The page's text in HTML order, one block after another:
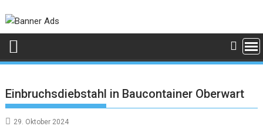
Einbruchsdiebstahl in Baucontainer Oberwart
29. Oktober 2024